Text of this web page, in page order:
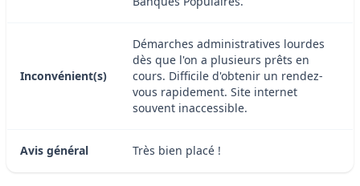
Inconvénient(s)
Démarches administratives lourdes
dès que l'on a plusieurs prêts en
cours. Difficile d'obtenir un rendez-
vous rapidement. Site internet
souvent inaccessible.
Avis général Très bien placé !